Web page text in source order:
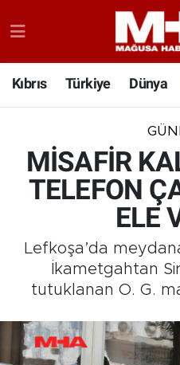
Kıbrıs Türkiye Dünya
MİSAFİR
TELEFON
ELE
Lefkoşa’da
İkametgahtan
tutuklanan O. G.